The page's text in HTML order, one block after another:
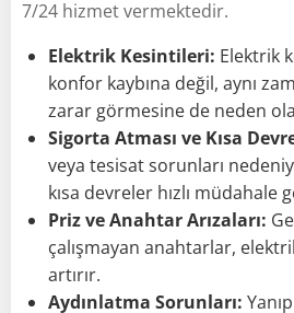
7/24 hizmet vermektedir.
Elektrik Kesintileri: Elektrik
konfor kaybına değil, aynı
zarar görmesine de neden
Sigorta Atması ve Kısa
veya tesisat sorunları
kısa devreler hızlı müdahale
Priz ve Anahtar Arızaları:
çalışmayan anahtarlar,
artırır.
Aydınlatma Sorunları: